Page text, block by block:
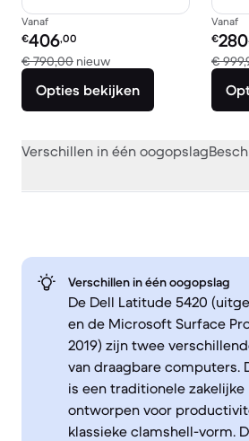
Vanaf
Refurbished prijs:
€406,00
€ 790,00 nieuwVergeleken met €
Opties bekijken
Vanaf
€280
€
Verschillen in één oogopslag
Verschillen in één oogopslag
De Dell Latitude 5420
en de Microsoft Surface
2019) zijn twee
van draagbare computers.
is een traditionele zakelijke
ontworpen voor
klassieke clamshell-vorm.